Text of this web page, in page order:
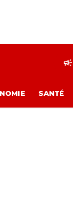
campaign
SANTÉ